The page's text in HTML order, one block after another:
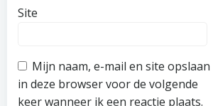
Site
Mijn naam, e-mail en site opslaan
in deze browser voor de volgende
keer wanneer ik een reactie plaats.